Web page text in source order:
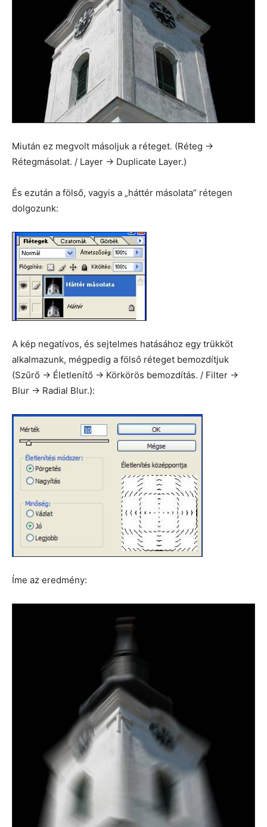
Miután ez megvolt másoljuk a réteget. (Réteg ->
Rétegmásolat. / Layer -> Duplicate Layer.)
És ezután a fölső, vagyis a „háttér másolata” rétegen
dolgozunk:
A kép negatívos, és sejtelmes hatásához egy trükköt
alkalmazunk, mégpedig a fölső réteget bemozdítjuk
(Szűrő -> Életlenítő -> Körkörös bemozdítás. / Filter ->
Blur -> Radial Blur.):
Íme az eredmény: